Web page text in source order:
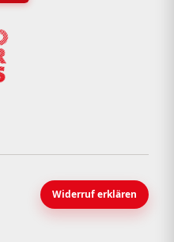
Widerruf erklären